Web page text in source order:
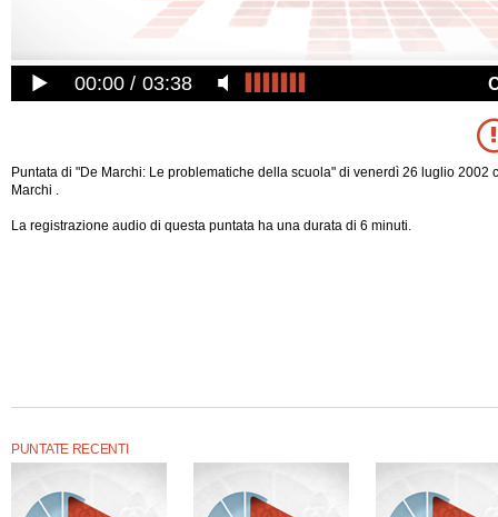
00:00 03:38
Puntata di "De Marchi: Le problematiche della scuola" di venerdì 26 luglio 2002
Marchi .
La registrazione audio di questa puntata ha una durata di 6 minuti.
PUNTATE RECENTI